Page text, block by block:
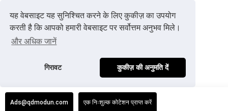
यह वेबसाइट यह सुनिश्चित करने के लिए कुकीज़ का उपयोग
करती है कि आपको हमारी वेबसाइट पर सर्वोत्तम अनुभव मिले।
और अधिक जानें
गिरावट कुकीज़ की अनुमति दें
Ads@qdmodun.com एक निःशुल्क कोटेशन प्राप्त करें